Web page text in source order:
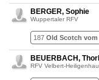
BERGER, Sophie
Wuppertaler RFV
187 Old Scotch
BEUERBACH,
RFV Velbert-